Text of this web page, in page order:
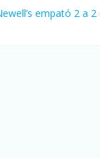
empató 2 a
con más